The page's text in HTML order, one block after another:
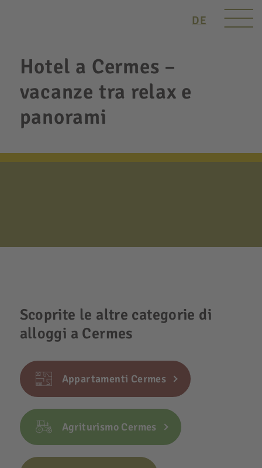
DE
Hotel a Cermes –
vacanze tra relax e
panorami
Scoprite le altre categorie di
alloggi a Cermes
Appartamenti Cermes
Agriturismo Cermes